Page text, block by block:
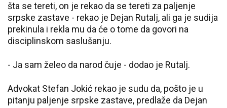
šta se tereti, on je rekao da se tereti za paljenje
srpske zastave - rekao je Dejan Rutalj, ali ga je sudija
prekinula i rekla mu da će o tome da govori na
disciplinskom saslušanju.
- Ja sam želeo da narod čuje - dodao je Rutalj.
Advokat Stefan Jokić rekao je sudu da, pošto je u
pitanju paljenje srpske zastave, predlaže da Dejan